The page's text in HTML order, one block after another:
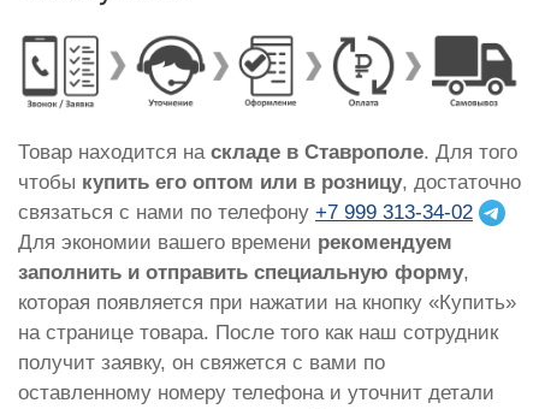
Товар находится на складе в Ставрополе. Для того
чтобы купить его оптом или в розницу, достаточно
связаться с нами по телефону +7 999 313-34-02
Для экономии вашего времени рекомендуем
заполнить и отправить специальную форму,
которая появляется при нажатии на кнопку «Купить»
на странице товара. После того как наш сотрудник
получит заявку, он свяжется с вами по
оставленному номеру телефона и уточнит детали